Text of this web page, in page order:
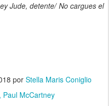
Jude, detente/ No cargues el
por Stella Maris Coniglio
Paul McCartney